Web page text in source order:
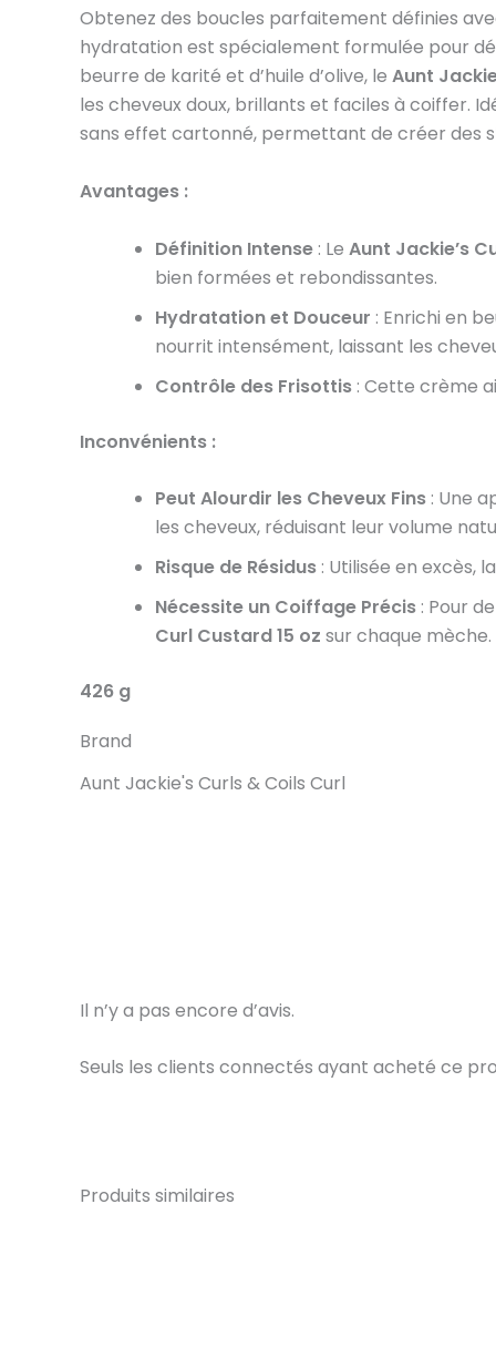
Obtenez des boucles parfaitement définies
hydratation est spécialement formulée pour
beurre de karité et d’huile d’olive, le Aunt
les cheveux doux, brillants et faciles à coiffer.
sans effet cartonné, permettant de créer des
Avantages :
Définition Intense : Le Aunt Jackie’s
bien formées et rebondissantes.
Hydratation et Douceur : Enrichi en
nourrit intensément, laissant les
Contrôle des Frisottis : Cette crème
Inconvénients :
Peut Alourdir les Cheveux Fins : Une
les cheveux, réduisant leur volume
Risque de Résidus : Utilisée en excès,
Nécessite un Coiffage Précis : Pour
Curl Custard 15 oz sur chaque mèche.
426 g
Brand
Aunt Jackie's Curls & Coils Curl
Il n’y a pas encore d’avis.
Seuls les clients connectés ayant acheté ce
Produits similaires